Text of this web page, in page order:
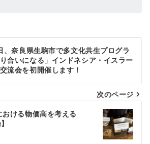
、奈良県生駒市で多文化共生プログラ
合いになる」インドネシア・イスラー
流会を初開催します！
次のページ
おける物価高を考える